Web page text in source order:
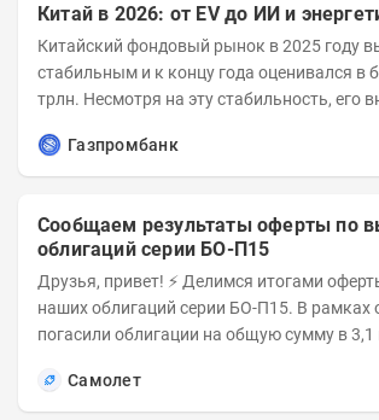
Китай в 2026: от EV до ИИ и
Китайский фондовый рынок в 2025 году
стабильным и к концу года оценивался в
трлн. Несмотря на эту стабильность, его
Газпромбанк
Сообщаем результаты оферты по
облигаций серии БО-П15
Друзья, привет! ⚡️ Делимся итогами оферты по выпуску
наших облигаций серии БО-П15. В
погасили облигации на общую сумму в 3,1
Самолет